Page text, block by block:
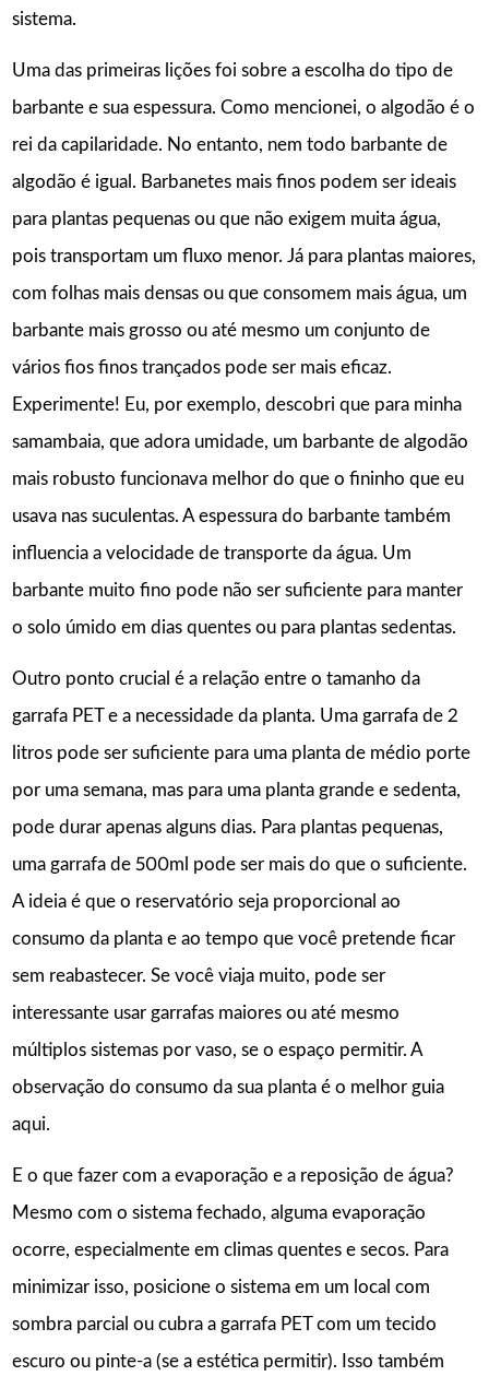
sistema.
Uma das primeiras lições foi sobre a escolha do tipo de
barbante e sua espessura. Como mencionei, o algodão é o
rei da capilaridade. No entanto, nem todo barbante de
algodão é igual. Barbanetes mais finos podem ser ideais
para plantas pequenas ou que não exigem muita água,
pois transportam um fluxo menor. Já para plantas maiores,
com folhas mais densas ou que consomem mais água, um
barbante mais grosso ou até mesmo um conjunto de
vários fios finos trançados pode ser mais eficaz.
Experimente! Eu, por exemplo, descobri que para minha
samambaia, que adora umidade, um barbante de algodão
mais robusto funcionava melhor do que o fininho que eu
usava nas suculentas. A espessura do barbante também
influencia a velocidade de transporte da água. Um
barbante muito fino pode não ser suficiente para manter
o solo úmido em dias quentes ou para plantas sedentas.
Outro ponto crucial é a relação entre o tamanho da
garrafa PET e a necessidade da planta. Uma garrafa de 2
litros pode ser suficiente para uma planta de médio porte
por uma semana, mas para uma planta grande e sedenta,
pode durar apenas alguns dias. Para plantas pequenas,
uma garrafa de 500ml pode ser mais do que o suficiente.
A ideia é que o reservatório seja proporcional ao
consumo da planta e ao tempo que você pretende ficar
sem reabastecer. Se você viaja muito, pode ser
interessante usar garrafas maiores ou até mesmo
múltiplos sistemas por vaso, se o espaço permitir. A
observação do consumo da sua planta é o melhor guia
aqui.
E o que fazer com a evaporação e a reposição de água?
Mesmo com o sistema fechado, alguma evaporação
ocorre, especialmente em climas quentes e secos. Para
minimizar isso, posicione o sistema em um local com
sombra parcial ou cubra a garrafa PET com um tecido
escuro ou pinte-a (se a estética permitir). Isso também